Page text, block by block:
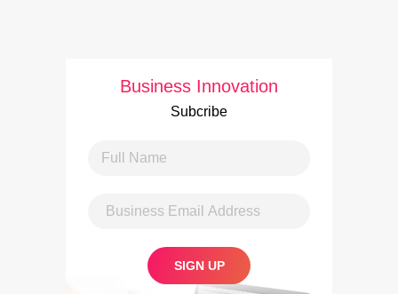
Business Innovation
Subcribe